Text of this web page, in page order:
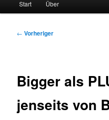
Start Über
Beitragsnavigation
← Vorheriger
Bigger als
jenseits von